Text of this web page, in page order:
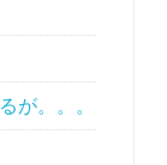
が。。。